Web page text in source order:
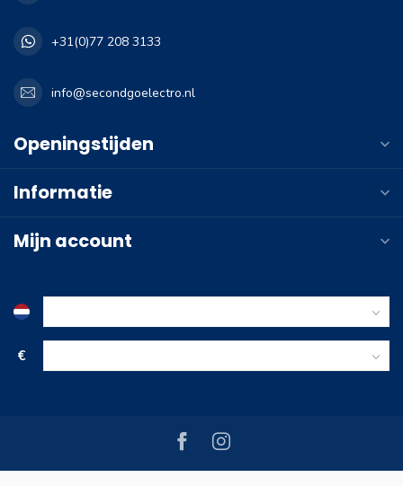
+31(0)77 208 3133
info@secondgoelectro.nl
Openingstijden
Informatie
Mijn account
€